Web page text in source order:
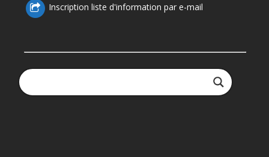
Inscription liste d'information par e-mail